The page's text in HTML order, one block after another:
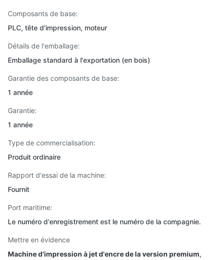
Composants de base:
PLC, tête d'impression, moteur
Détails de l'emballage:
Emballage standard à l'exportation (en bois)
Garantie des composants de base:
1 année
Garantie:
1 année
Type de commercialisation:
Produit ordinaire
Rapport d'essai de la machine:
Fournit
Port maritime:
Le numéro d'enregistrement est le numéro de la compagnie.
Mettre en évidence
Machine d'impression à jet d'encre de la version premium,